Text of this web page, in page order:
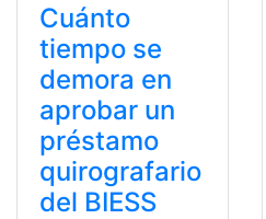
Cuánto
tiempo se
demora en
aprobar un
préstamo
quirografario
del BIESS